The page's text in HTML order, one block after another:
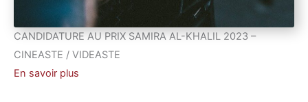
CANDIDATURE AU PRIX SAMIRA AL-KHALIL 2023 –
CINEASTE / VIDEASTE
En savoir plus